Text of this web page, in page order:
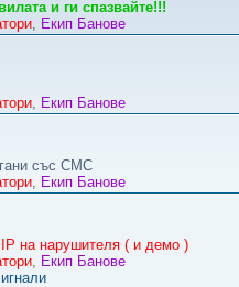
и ги спазвайте!!!
Екип Банове
Екип Банове
със СМС
Екип Банове
IP на нарушителя ( и демо )
Екип Банове